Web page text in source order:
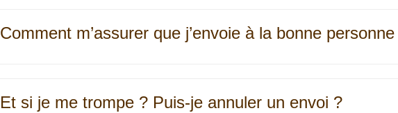
Comment m’assurer que j’envoie à la bonne
Et si je me trompe ? Puis-je annuler un envoi ?